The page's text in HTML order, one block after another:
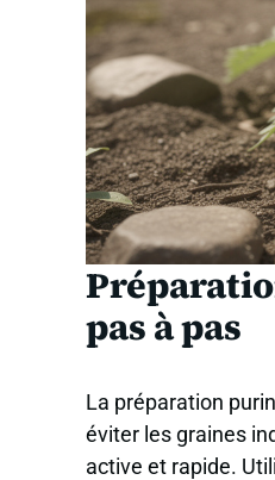
pas à pas
La préparation
éviter les graines
active et rapide.